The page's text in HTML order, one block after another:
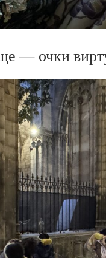
— очки